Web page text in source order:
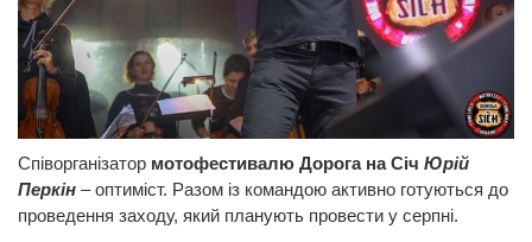
Співорганізатор мотофестивалю Дорога на Січ Юрій
Перкін – оптиміст. Разом із командою активно готуються до
проведення заходу, який планують провести у серпні.